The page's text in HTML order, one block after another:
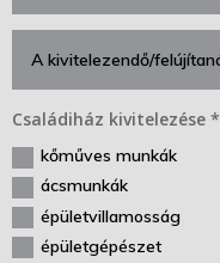
Családiház kivitelezése *
kőműves munkák
ácsmunkák
épületvillamosság
épületgépészet